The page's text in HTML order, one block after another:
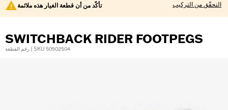
تأكّد من أن قطعة الغيار هذه ملائمة التحقّق من التركيب
SWITCHBACK RIDER FOOTPEGS
رقم القطعة | SKU 50502504